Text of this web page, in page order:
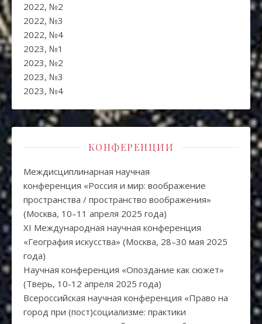
2022, №2
2022, №3
2022, №4
2023, №1
2023, №2
2023, №3
2023, №4
КОНФЕРЕНЦИИ
Междисциплинарная научная
конференция «Россия и мир: воображение
пространства / пространство воображения»
(Москва, 10–11 апреля 2025 года)
XI Международная научная конференция
«География искусства» (Москва, 28–30 мая 2025
года)
Научная конференция «Опоздание как сюжет»
(Тверь, 10-12 апреля 2025 года)
Всероссийская научная конференция «Право на
город при (пост)социализме: практики